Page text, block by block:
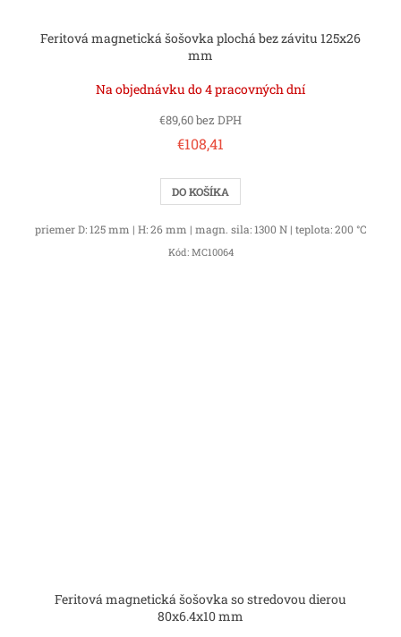
Feritová magnetická šošovka plochá bez závitu 125x26
mm
Na objednávku do 4 pracovných dní
€89,60 bez DPH
€108,41
DO KOŠÍKA
priemer D: 125 mm | H: 26 mm | magn. sila: 1300 N | teplota: 200 °C
Kód: MC10064
Feritová magnetická šošovka so stredovou dierou
80x6.4x10 mm